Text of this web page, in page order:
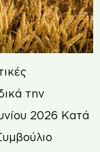
την
2026 Κατά